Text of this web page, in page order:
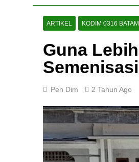
ARTIKEL KODIM 0316 BATAM
Guna
Pen Dim 2 Tahun Ago